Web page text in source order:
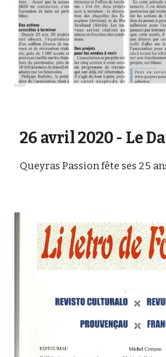
26 avril 2020 - Le
Queyras Passion fête ses 25